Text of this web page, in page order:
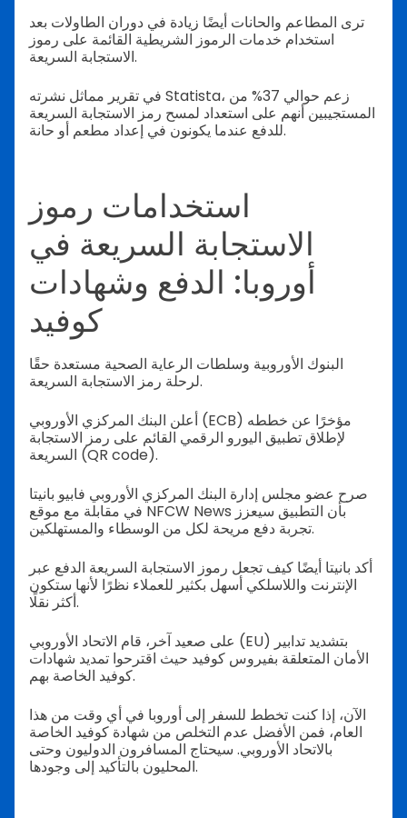
ترى المطاعم والحانات أيضًا زيادة في دوران الطاولات بعد
استخدام خدمات الرموز الشريطية القائمة على رموز
الاستجابة السريعة.
في تقرير مماثل نشرته Statista، زعم حوالي 37% من
المستجيبين أنهم على استعداد لمسح رمز الاستجابة السريعة
للدفع عندما يكونون في إعداد مطعم أو حانة.
استخدامات رموز
الاستجابة السريعة في
أوروبا: الدفع وشهادات
كوفيد
البنوك الأوروبية وسلطات الرعاية الصحية مستعدة حقًا
لرحلة رمز الاستجابة السريعة.
أعلن البنك المركزي الأوروبي (ECB) مؤخرًا عن خططه
لإطلاق تطبيق اليورو الرقمي القائم على رمز الاستجابة
السريعة (QR code).
صرح عضو مجلس إدارة البنك المركزي الأوروبي فابيو بانيتا
في مقابلة مع موقع NFCW News بأن التطبيق سيعزز
تجربة دفع مريحة لكل من الوسطاء والمستهلكين.
أكد بانيتا أيضًا كيف تجعل رموز الاستجابة السريعة الدفع عبر
الإنترنت واللاسلكي أسهل بكثير للعملاء نظرًا لأنها ستكون
أكثر نقلًا.
على صعيد آخر، قام الاتحاد الأوروبي (EU) بتشديد تدابير
الأمان المتعلقة بفيروس كوفيد حيث اقترحوا تمديد شهادات
كوفيد الخاصة بهم.
الآن، إذا كنت تخطط للسفر إلى أوروبا في أي وقت من هذا
العام، فمن الأفضل عدم التخلص من شهادة كوفيد الخاصة
بالاتحاد الأوروبي. سيحتاج المسافرون الدوليون وحتى
المحليون بالتأكيد إلى وجودها.